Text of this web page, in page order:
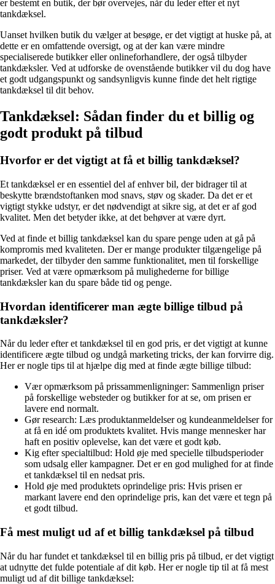
er bestemt en butik, der bør overvejes, når du leder efter et nyt
tankdæksel.
Uanset hvilken butik du vælger at besøge, er det vigtigt at huske på, at
dette er en omfattende oversigt, og at der kan være mindre
specialiserede butikker eller onlineforhandlere, der også tilbyder
tankdæksler. Ved at udforske de ovenstående butikker vil du dog have
et godt udgangspunkt og sandsynligvis kunne finde det helt rigtige
tankdæksel til dit behov.
Tankdæksel: Sådan finder du et billig og
godt produkt på tilbud
Hvorfor er det vigtigt at få et billig tankdæksel?
Et tankdæksel er en essentiel del af enhver bil, der bidrager til at
beskytte brændstoftanken mod snavs, støv og skader. Da det er et
vigtigt stykke udstyr, er det nødvendigt at sikre sig, at det er af god
kvalitet. Men det betyder ikke, at det behøver at være dyrt.
Ved at finde et billig tankdæksel kan du spare penge uden at gå på
kompromis med kvaliteten. Der er mange produkter tilgængelige på
markedet, der tilbyder den samme funktionalitet, men til forskellige
priser. Ved at være opmærksom på mulighederne for billige
tankdæksler kan du spare både tid og penge.
Hvordan identificerer man ægte billige tilbud på
tankdæksler?
Når du leder efter et tankdæksel til en god pris, er det vigtigt at kunne
identificere ægte tilbud og undgå marketing tricks, der kan forvirre dig.
Her er nogle tips til at hjælpe dig med at finde ægte billige tilbud:
Vær opmærksom på prissammenligninger: Sammenlign priser
på forskellige websteder og butikker for at se, om prisen er
lavere end normalt.
Gør research: Læs produktanmeldelser og kundeanmeldelser for
at få en idé om produktets kvalitet. Hvis mange mennesker har
haft en positiv oplevelse, kan det være et godt køb.
Kig efter specialtilbud: Hold øje med specielle tilbudsperioder
som udsalg eller kampagner. Det er en god mulighed for at finde
et tankdæksel til en nedsat pris.
Hold øje med produktets oprindelige pris: Hvis prisen er
markant lavere end den oprindelige pris, kan det være et tegn på
et godt tilbud.
Få mest muligt ud af et billig tankdæksel på tilbud
Når du har fundet et tankdæksel til en billig pris på tilbud, er det vigtigt
at udnytte det fulde potentiale af dit køb. Her er nogle tip til at få mest
muligt ud af dit billige tankdæksel: